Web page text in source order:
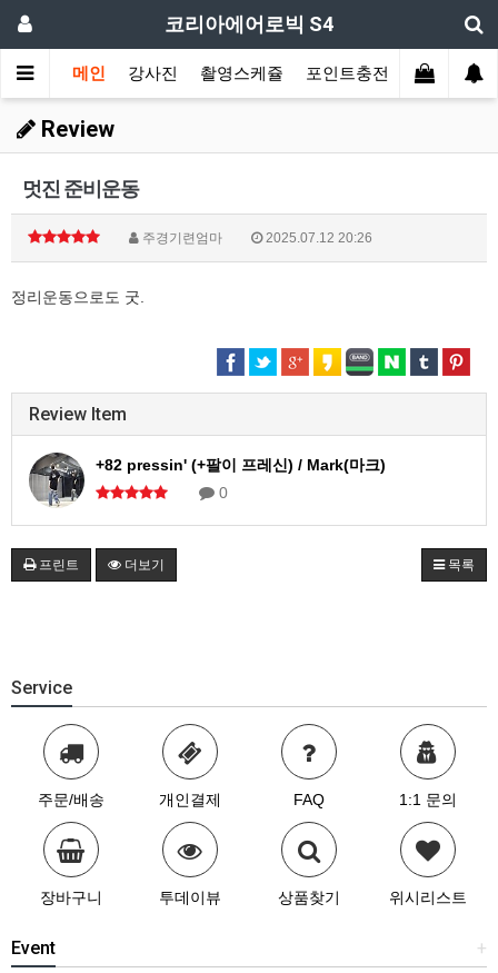
코리아에어로빅 S4
메인 강사진 촬영스케쥴 포인트충전 장르별 모음
Review
멋진 준비운동
주경기련엄마 2025.07.12 20:26
정리운동으로도 굿.
Review Item
+82 pressin' (+팔이 프레신) / Mark(마크)
0
프린트 더보기 목록
Service
주문/배송 개인결제 FAQ 1:1 문의
장바구니 투데이뷰 상품찾기 위시리스트
+
Event